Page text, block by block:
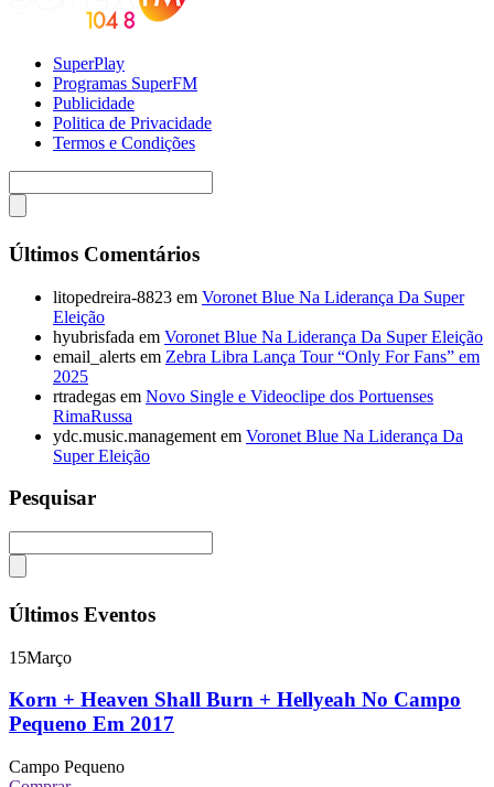
SuperPlay
Programas SuperFM
Publicidade
Politica de Privacidade
Termos e Condições
Últimos Comentários
litopedreira-8823 em Voronet Blue Na Liderança Da Super
Eleição
hyubrisfada em Voronet Blue Na Liderança Da Super Eleição
email_alerts em Zebra Libra Lança Tour “Only For Fans” em
2025
rtradegas em Novo Single e Videoclipe dos Portuenses
RimaRussa
ydc.music.management em Voronet Blue Na Liderança Da
Super Eleição
Pesquisar
Últimos Eventos
15Março
Korn + Heaven Shall Burn + Hellyeah No Campo
Pequeno Em 2017
Campo Pequeno